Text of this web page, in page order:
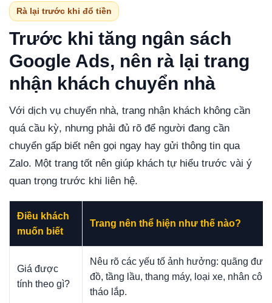
Rà lại trước khi đổ tiền
Trước khi tăng ngân sách
Google Ads, nên rà lại trang
nhận khách chuyển nhà
Với dịch vụ chuyển nhà, trang nhận khách không cần
quá cầu kỳ, nhưng phải đủ rõ để người đang cần
chuyển gấp biết nên gọi ngay hay gửi thông tin qua
Zalo. Một trang tốt nên giúp khách tự hiểu trước vài ý
quan trọng trước khi liên hệ.
Điều khách
muốn biết
Trang nên thể hiện như thế nào?
Giá được
tính theo gì?
Nêu rõ các yếu tố ảnh hưởng: quãng
đồ, tầng lầu, thang máy, loại xe, nhân
tháo lắp.